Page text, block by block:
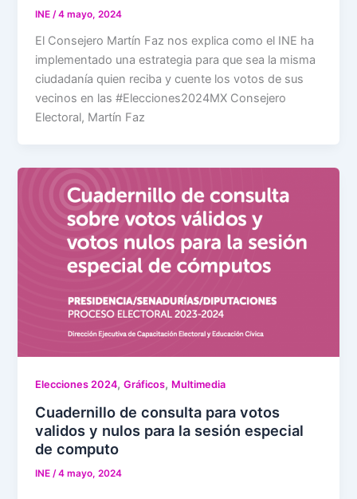
INE/4 mayo, 2024
El Consejero Martín Faz nos explica como el INE ha
implementado una estrategia para que sea la misma
ciudadanía quien reciba y cuente los votos de sus
vecinos en las #Elecciones2024MX Consejero
Electoral, Martín Faz
Elecciones 2024,Gráficos, Multimedia
Cuadernillo de consulta para votos
validos y nulos para la sesión especial
de computo
INE /4 mayo, 2024